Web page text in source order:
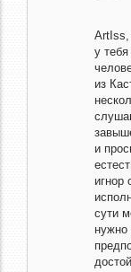
ArtIss,
у
из
и
игнор
сути
нужно